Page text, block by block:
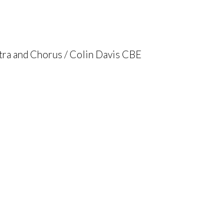
and Chorus / Colin Davis CBE